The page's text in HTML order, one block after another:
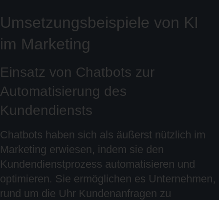
Umsetzungsbeispiele von KI
im Marketing
Einsatz von Chatbots zur
Automatisierung des
Kundendiensts
Chatbots haben sich als äußerst nützlich im
Marketing erwiesen, indem sie den
Kundendienstprozess automatisieren und
optimieren. Sie ermöglichen es Unternehmen,
rund um die Uhr Kundenanfragen zu